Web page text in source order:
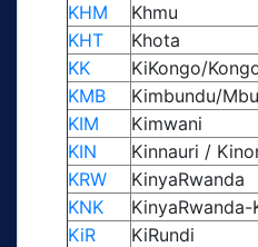
KHM
Khmu
KHT
Khota
KK
KiKongo/
KMB
Kimbundu/
KIM
Kimwani
KIN
Kinnauri /
KRW
KinyaRwanda
KNK
KinyaRwanda-
KiR
KiRundi